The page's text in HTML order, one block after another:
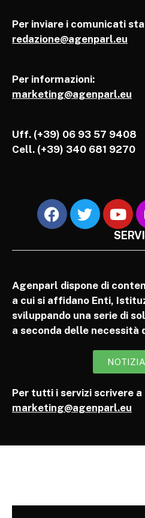
Per inviare i comunicati
redazione@agenparl.eu
Per informazioni:
marketing@agenparl.eu
Uff. (+39) 06 93 57 9408
Cell. (+39) 340 681 9270
Agenparl dispone di
a cui si affidano Enti,
sviluppando una serie di
a seconda delle necessità
Per tutti i servizi scrivere a
marketing@agenparl.eu